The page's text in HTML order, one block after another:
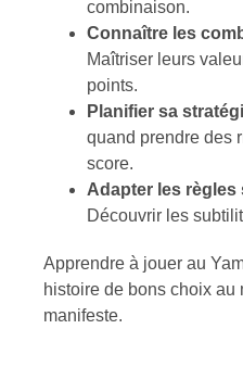
combinaison.
Connaître les
Maîtriser leurs
points.
Planifier sa
quand prendre des
score.
Adapter les règles
Découvrir les
Apprendre à jouer au
histoire de bons choix au
manifeste.